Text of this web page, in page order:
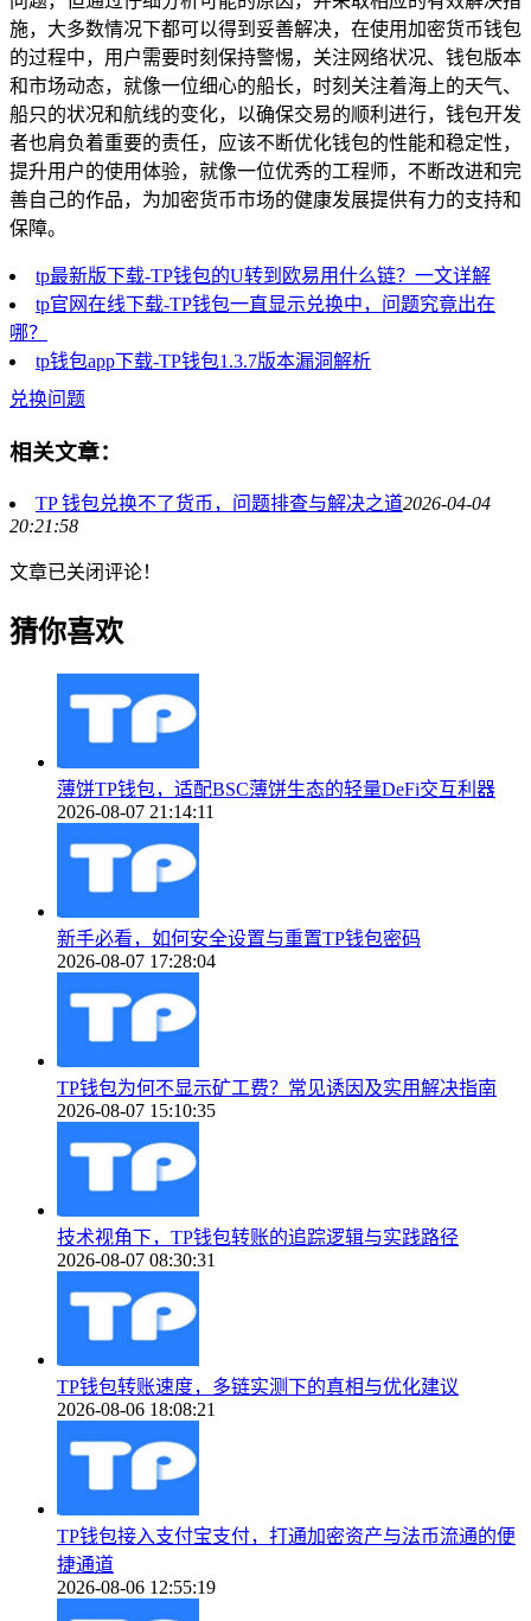
施，大多数情况下都可以得到妥善解决，在使用加密货币钱包
的过程中，用户需要时刻保持警惕，关注网络状况、钱包版本
和市场动态，就像一位细心的船长，时刻关注着海上的天气、
船只的状况和航线的变化，以确保交易的顺利进行，钱包开发
者也肩负着重要的责任，应该不断优化钱包的性能和稳定性，
提升用户的使用体验，就像一位优秀的工程师，不断改进和完
善自己的作品，为加密货币市场的健康发展提供有力的支持和
保障。
tp最新版下载-TP钱包的U转到欧易用什么链？一文详解
tp官网在线下载-TP钱包一直显示兑换中，问题究竟出在
哪？
tp钱包app下载-TP钱包1.3.7版本漏洞解析
兑换问题
相关文章：
TP 钱包兑换不了货币，问题排查与解决之道2026-04-04
20:21:58
文章已关闭评论！
猜你喜欢
薄饼TP钱包，适配BSC薄饼生态的轻量DeFi交互利器
2026-08-07 21:14:11
新手必看，如何安全设置与重置TP钱包密码
2026-08-07 17:28:04
TP钱包为何不显示矿工费？常见诱因及实用解决指南
2026-08-07 15:10:35
技术视角下，TP钱包转账的追踪逻辑与实践路径
2026-08-07 08:30:31
TP钱包转账速度，多链实测下的真相与优化建议
2026-08-06 18:08:21
TP钱包接入支付宝支付，打通加密资产与法币流通的便
捷通道
2026-08-06 12:55:19